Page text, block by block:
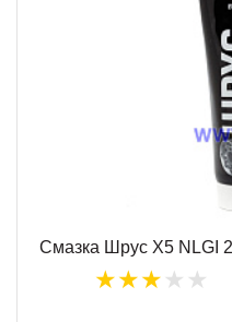
Смазка Шрус X5 NLGI